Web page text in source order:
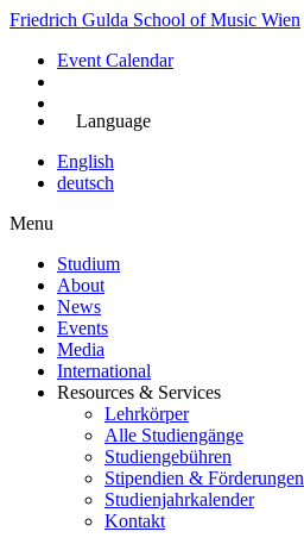
Skip
main
content
Friedrich Gulda School of Music Wien
Event Calendar
Language
English
deutsch
Menu
Main
navigation
Studium
About
News
Events
Media
International
Resources & Services
Lehrkörper
Alle Studiengänge
Studiengebühren
Stipendien & Förderungen
Studienjahrkalender
Kontakt